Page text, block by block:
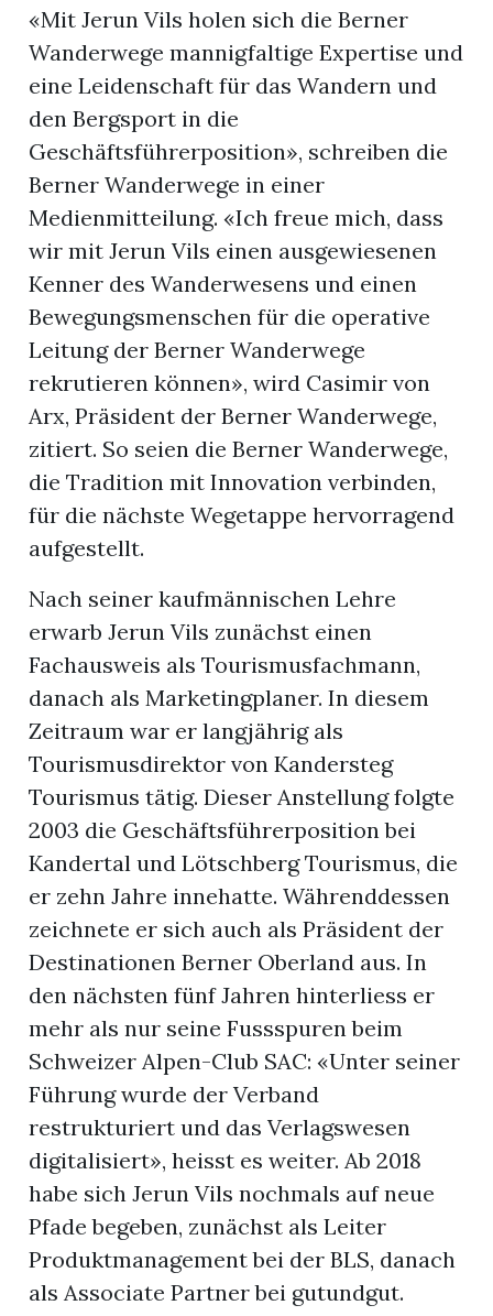
«Mit Jerun Vils holen sich die Berner
Wanderwege mannigfaltige Expertise und
eine Leidenschaft für das Wandern und
den Bergsport in die
Geschäftsführerposition», schreiben die
Berner Wanderwege in einer
Medienmitteilung. «Ich freue mich, dass
wir mit Jerun Vils einen ausgewiesenen
Kenner des Wanderwesens und einen
Bewegungsmenschen für die operative
Leitung der Berner Wanderwege
rekrutieren können», wird Casimir von
Arx, Präsident der Berner Wanderwege,
zitiert. So seien die Berner Wanderwege,
die Tradition mit Innovation verbinden,
für die nächste Wegetappe hervorragend
aufgestellt.
Nach seiner kaufmännischen Lehre
erwarb Jerun Vils zunächst einen
Fachausweis als Tourismusfachmann,
danach als Marketingplaner. In diesem
Zeitraum war er langjährig als
Tourismusdirektor von Kandersteg
Tourismus tätig. Dieser Anstellung folgte
2003 die Geschäftsführerposition bei
Kandertal und Lötschberg Tourismus, die
er zehn Jahre innehatte. Währenddessen
zeichnete er sich auch als Präsident der
Destinationen Berner Oberland aus. In
den nächsten fünf Jahren hinterliess er
mehr als nur seine Fussspuren beim
Schweizer Alpen-Club SAC: «Unter seiner
Führung wurde der Verband
restrukturiert und das Verlagswesen
digitalisiert», heisst es weiter. Ab 2018
habe sich Jerun Vils nochmals auf neue
Pfade begeben, zunächst als Leiter
Produktmanagement bei der BLS, danach
als Associate Partner bei gutundgut.